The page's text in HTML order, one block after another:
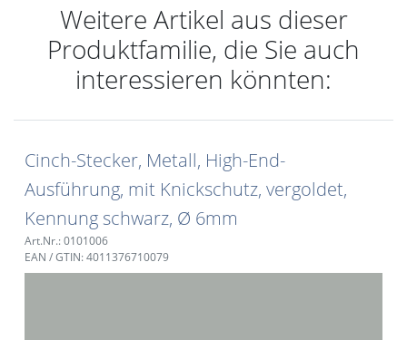
Weitere Artikel aus dieser
Produktfamilie, die Sie auch
interessieren könnten:
Cinch-Stecker, Metall, High-End-
Ausführung, mit Knickschutz, vergoldet,
Kennung schwarz, Ø 6mm
Art.Nr.: 0101006
EAN / GTIN: 4011376710079